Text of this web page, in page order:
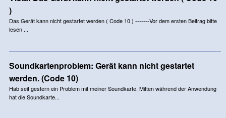
)
Das Gerät kann nicht gestartet werden ( Code 10 ) -------Vor dem ersten Beitrag bitte
lesen ...
Soundkartenproblem: Gerät kann nicht gestartet
werden. (Code 10)
Hab seit gestern ein Problem mit meiner Soundkarte. Mitten während der Anwendung
hat die Soundkarte...